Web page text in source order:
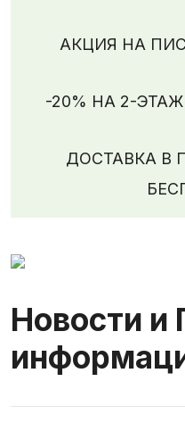
АКЦИЯ НА
-20% НА 2-
ДОСТАВКА В
Новости и